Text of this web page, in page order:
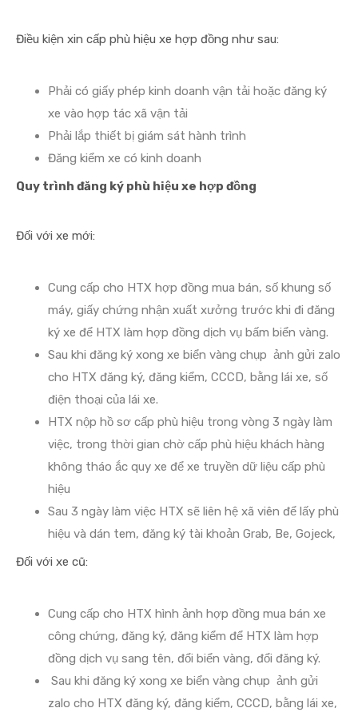
Điều kiện xin cấp phù hiệu xe hợp đồng như sau:
Phải có giấy phép kinh doanh vận tải hoặc đăng ký
xe vào hợp tác xã vận tải
Phải lắp thiết bị giám sát hành trình
Đăng kiểm xe có kinh doanh
Quy trình đăng ký phù hiệu xe hợp đồng
Đối với xe mới:
Cung cấp cho HTX hợp đồng mua bán, số khung số
máy, giấy chứng nhận xuất xưởng trước khi đi đăng
ký xe để HTX làm hợp đồng dịch vụ bấm biển vàng.
Sau khi đăng ký xong xe biển vàng chụp ảnh gửi zalo
cho HTX đăng ký, đăng kiểm, CCCD, bằng lái xe, số
điện thoại của lái xe.
HTX nộp hồ sơ cấp phù hiệu trong vòng 3 ngày làm
việc, trong thời gian chờ cấp phù hiệu khách hàng
không tháo ắc quy xe để xe truyền dữ liệu cấp phù
hiệu
Sau 3 ngày làm việc HTX sẽ liên hệ xã viên để lấy phù
hiệu và dán tem, đăng ký tài khoản Grab, Be, Gojeck,
Đối với xe cũ:
Cung cấp cho HTX hình ảnh hợp đồng mua bán xe
công chứng, đăng ký, đăng kiểm để HTX làm hợp
đồng dịch vụ sang tên, đổi biển vàng, đổi đăng ký.
Sau khi đăng ký xong xe biển vàng chụp ảnh gửi
zalo cho HTX đăng ký, đăng kiểm, CCCD, bằng lái xe,